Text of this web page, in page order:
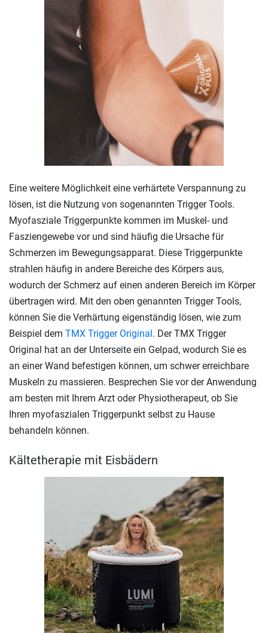
Eine weitere Möglichkeit eine verhärtete Verspannung zu
lösen, ist die Nutzung von sogenannten Trigger Tools.
Myofasziale Triggerpunkte kommen im Muskel- und
Fasziengewebe vor und sind häufig die Ursache für
Schmerzen im Bewegungsapparat. Diese Triggerpunkte
strahlen häufig in andere Bereiche des Körpers aus,
wodurch der Schmerz auf einen anderen Bereich im Körper
übertragen wird. Mit den oben genannten Trigger Tools,
können Sie die Verhärtung eigenständig lösen, wie zum
Beispiel dem TMX Trigger Original . Der TMX Trigger
Original hat an der Unterseite ein Gelpad, wodurch Sie es
an einer Wand befestigen können, um schwer erreichbare
Muskeln zu massieren. Besprechen Sie vor der Anwendung
am besten mit Ihrem Arzt oder Physiotherapeut, ob Sie
Ihren myofaszialen Triggerpunkt selbst zu Hause
behandeln können.
Kältetherapie mit Eisbädern